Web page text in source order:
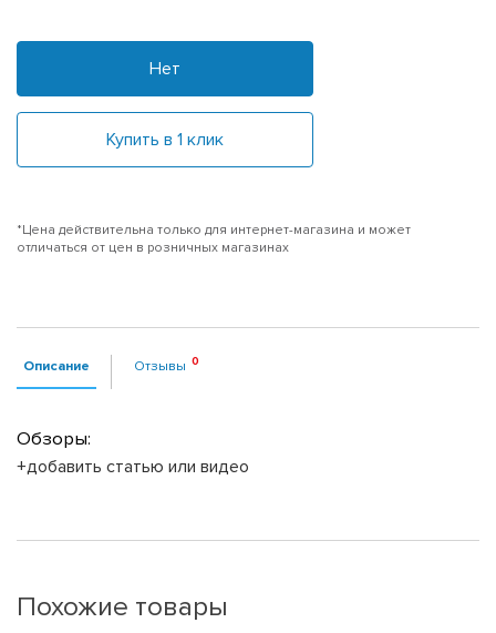
Нет
Купить в 1 клик
*Цена действительна только для интернет-магазина и может
отличаться от цен в розничных магазинах
Описание Отзывы
Обзоры:
+добавить статью или видео
Похожие товары